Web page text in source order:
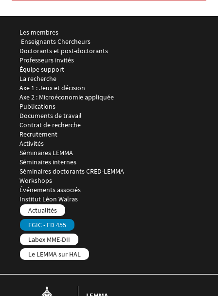
Menu footer LEMMA 1
Les membres
Enseignants Chercheurs
Doctorants et post-doctorants
Professeurs invités
Équipe support
Menu footer LEMMA 2
La recherche
Axe 1 : Jeux et décision
Axe 2 : Microéconomie appliquée
Publications
Documents de travail
Contrat de recherche
Recrutement
Menu footer LEMMA 3
Activités
Séminaires LEMMA
Séminaires internes
Séminaires doctorants CRED-LEMMA
Workshops
Événements associés
Menu footer LEMMA 4
Institut Léon Walras
Menu footer LEMMA 5
Actualités
EGIC - ED 455
Labex MME-DII
Le LEMMA sur HAL